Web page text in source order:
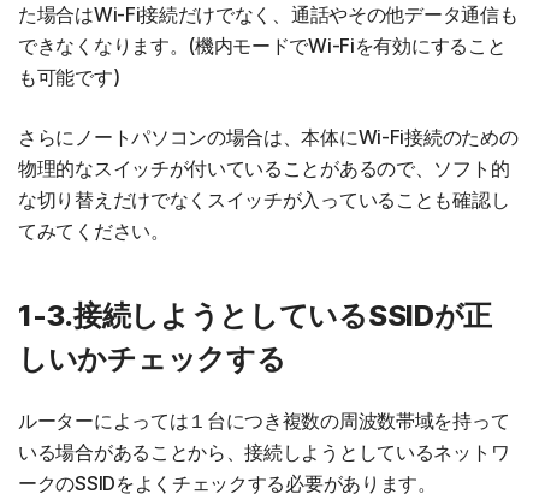
た場合はWi-Fi接続だけでなく、通話やその他データ通信も
できなくなります。(機内モードでWi-Fiを有効にすること
も可能です)
さらにノートパソコンの場合は、本体にWi-Fi接続のための
物理的なスイッチが付いていることがあるので、ソフト的
な切り替えだけでなくスイッチが入っていることも確認し
てみてください。
1-3.接続しようとしているSSIDが正
しいかチェックする
ルーターによっては１台につき複数の周波数帯域を持って
いる場合があることから、接続しようとしているネットワ
ークのSSIDをよくチェックする必要があります。